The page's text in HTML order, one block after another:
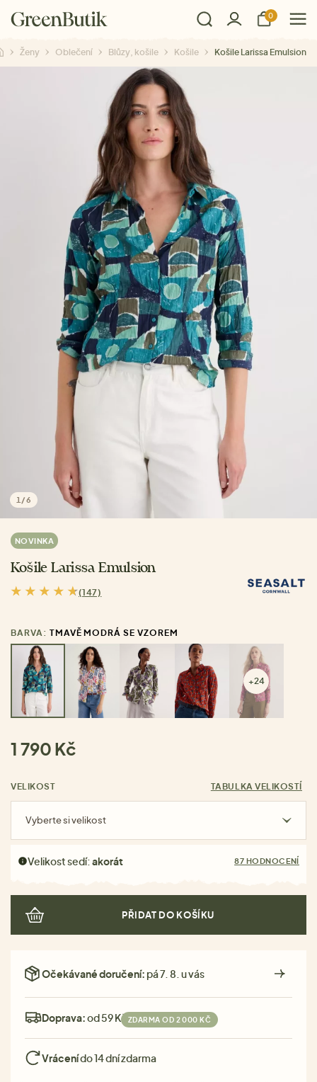
0
Ženy Oblečení Blůzy, košile Košile Košile Larissa Emulsion
1 /6
NOVINKA
Košile Larissa Emulsion
(147)
BARVA: TMAVĚ MODRÁ SE VZOREM
+24
1 790 Kč
VELIKOST TABULKA VELIKOSTÍ
Vyberte si velikost
Velikost sedí:akorát 87 HODNOCENÍ
PŘIDAT DO KOŠÍKU
Očekávané doručení: pá 7. 8. u vás
Doprava:od 59 Kč ZDARMA OD 2 000 KČ
Vrácenído 14 dní zdarma